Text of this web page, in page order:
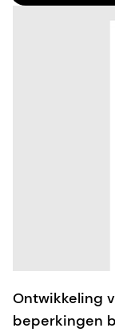
Ontwikkeling
beperkingen